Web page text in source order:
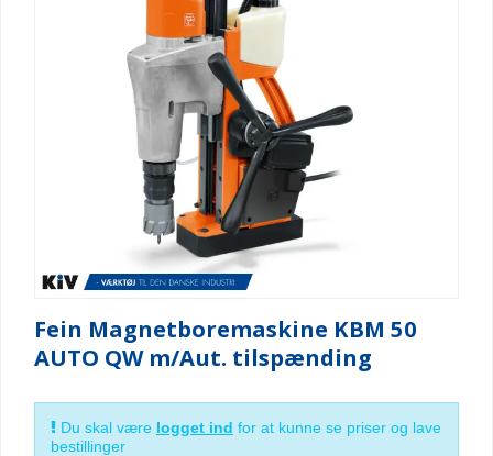
Fein Magnetboremaskine KBM 50
AUTO QW m/Aut. tilspænding
Du skal være logget ind for at kunne se priser og lave
bestillinger